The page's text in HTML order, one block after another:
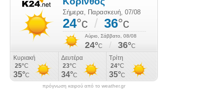
πρόγνωση καιρού από το weather.gr